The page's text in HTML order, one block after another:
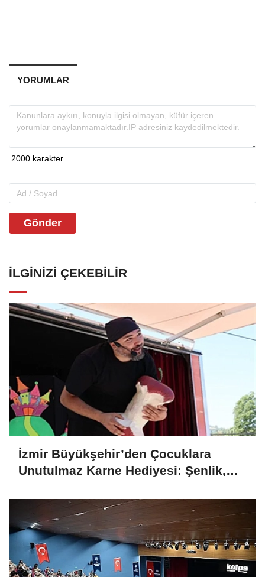
YORUMLAR
Gönder
İLGINIZI ÇEKEBILIR
İzmir Büyükşehir’den Çocuklara
Unutulmaz Karne Hediyesi: Şenlik,